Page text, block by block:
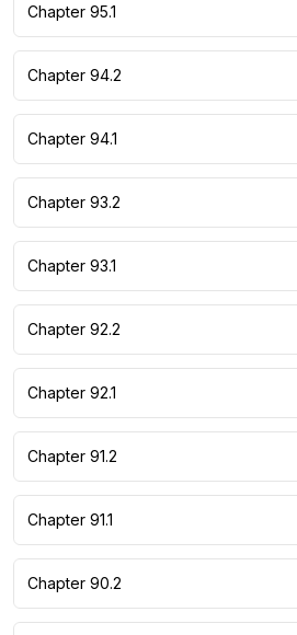
Chapter 95.1
Chapter 94.2
Chapter 94.1
Chapter 93.2
Chapter 93.1
Chapter 92.2
Chapter 92.1
Chapter 91.2
Chapter 91.1
Chapter 90.2